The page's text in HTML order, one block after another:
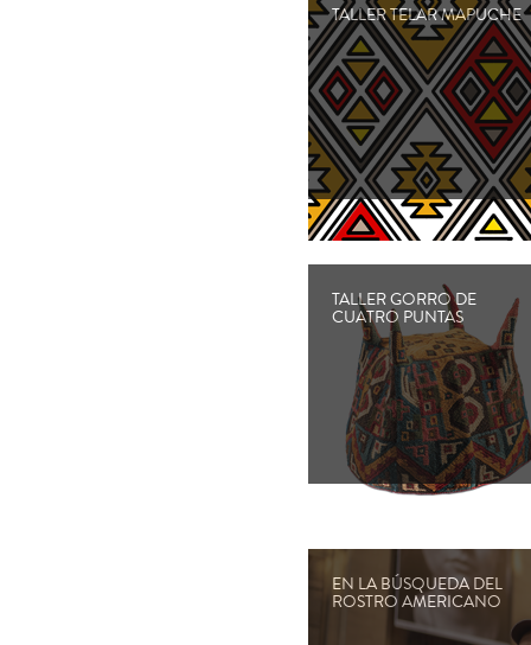
TALLER TELAR MAPUCHE
TALLER GORRO DE
CUATRO PUNTAS
EN LA BÚSQUEDA DEL
ROSTRO AMERICANO